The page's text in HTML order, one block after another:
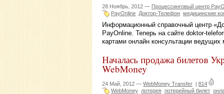
28 Ноябрь, 2012 — Процессинговый центр
PayOnline Доктор-Телефон медицинские
Информационный справочный центр
PayOnline. Теперь на сайте doktor-
картами онлайн консультации ведущих
Началась продажа билетов
WebMoney
24 Май, 2012 — WebMoney Transfer | 814
WebMoney лотерея лотерейный билет